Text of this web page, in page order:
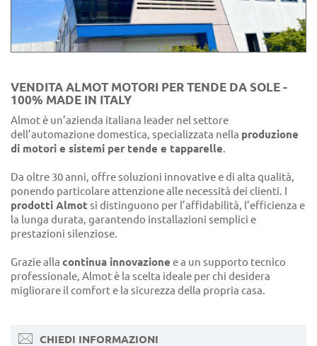
VENDITA ALMOT MOTORI PER TENDE DA SOLE -
100% MADE IN ITALY
Almot è un’azienda italiana leader nel settore
dell’automazione domestica, specializzata nella produzione
di motori e sistemi per tende e tapparelle.
Da oltre 30 anni, offre soluzioni innovative e di alta qualità,
ponendo particolare attenzione alle necessità dei clienti. I
prodotti Almot si distinguono per l’affidabilità, l’efficienza e
la lunga durata, garantendo installazioni semplici e
prestazioni silenziose.
Grazie alla continua innovazione e a un supporto tecnico
professionale, Almot è la scelta ideale per chi desidera
migliorare il comfort e la sicurezza della propria casa.
CHIEDI INFORMAZIONI